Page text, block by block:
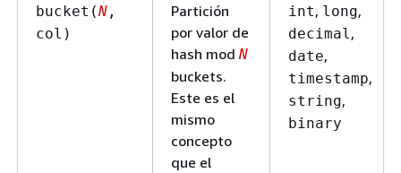
bucket(N ,
col)
Partición
por valor de
hash mod N
buckets.
Este es el
mismo
concepto
que el
int, long,
decimal ,
date,
timestamp,
string,
binary